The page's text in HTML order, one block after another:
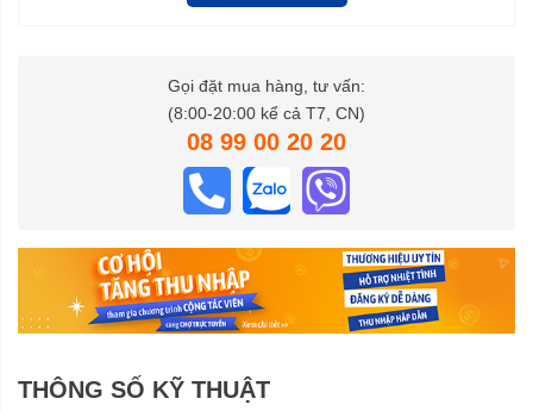
Gọi đặt mua hàng, tư vấn:
(8:00-20:00 kể cả T7, CN)
08 99 00 20 20
THÔNG SỐ KỸ THUẬT